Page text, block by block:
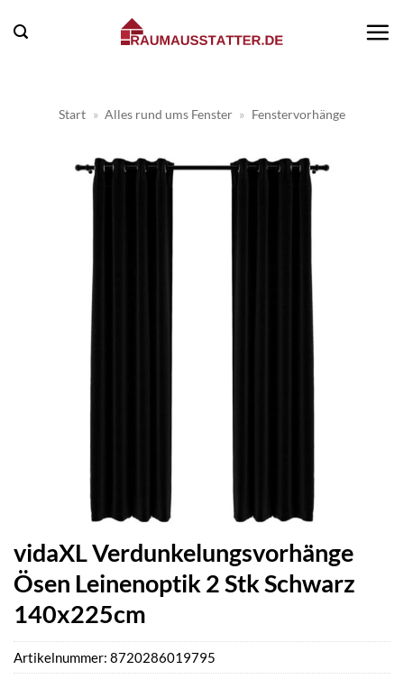
Inhalt
Start » Alles rund ums Fenster » Fenstervorhänge
vidaXL Verdunkelungsvorhänge
Ösen Leinenoptik 2 Stk Schwarz
140x225cm
Artikelnummer: 8720286019795